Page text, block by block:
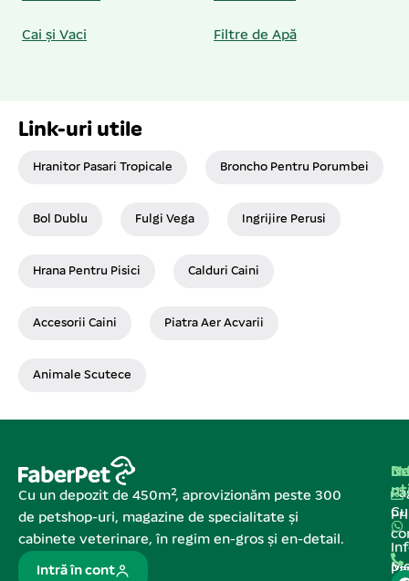
Cai și Vaci Filtre de Apă
Link-uri utile
Hranitor Pasari Tropicale Broncho Pentru Porumbei
Bol Dublu Fulgi Vega Ingrijire Perusi
Hrana Pentru Pisici Calduri Caini
Accesorii Caini Piatra Aer Acvarii
Animale Scutece
Cu un depozit de 450m², aprovizionăm peste 300
de petshop-uri, magazine de specialitate și
cabinete veterinare, în regim en-gros și en-detail.
Intră în cont